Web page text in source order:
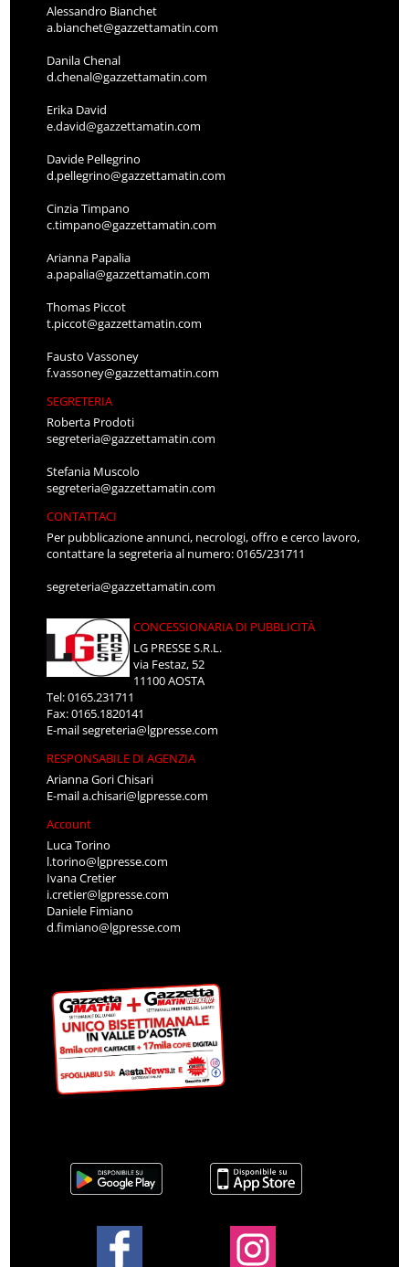
Alessandro Bianchet
a.bianchet@gazzettamatin.com
Danila Chenal
d.chenal@gazzettamatin.com
Erika David
e.david@gazzettamatin.com
Davide Pellegrino
d.pellegrino@gazzettamatin.com
Cinzia Timpano
c.timpano@gazzettamatin.com
Arianna Papalia
a.papalia@gazzettamatin.com
Thomas Piccot
t.piccot@gazzettamatin.com
Fausto Vassoney
f.vassoney@gazzettamatin.com
SEGRETERIA
Roberta Prodoti
segreteria@gazzettamatin.com
Stefania Muscolo
segreteria@gazzettamatin.com
CONTATTACI
Per pubblicazione annunci, necrologi, offro e cerco lavoro,
contattare la segreteria al numero: 0165/231711
segreteria@gazzettamatin.com
CONCESSIONARIA DI PUBBLICITÀ
LG PRESSE S.R.L.
via Festaz, 52
11100 AOSTA
Tel: 0165.231711
Fax: 0165.1820141
E-mailsegreteria@lgpresse.com
RESPONSABILE DI AGENZIA
Arianna Gori Chisari
E-maila.chisari@lgpresse.com
Account
Luca Torino
l.torino@lgpresse.com
Ivana Cretier
i.cretier@lgpresse.com
Daniele Fimiano
d.fimiano@lgpresse.com